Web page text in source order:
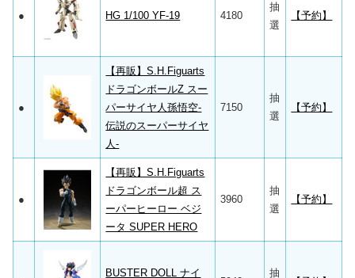
● HG 1/100 YF-19 4180
抽
選
【予約】
●
【再販】S.H.Figuarts
ドラゴンボールZ スー
パーサイヤ人孫悟空-
伝説のスーパーサイヤ
人-
7150
抽
選
【予約】
●
【再販】S.H.Figuarts
ドラゴンボール超 ス
ーパーヒーロー ベジ
ータ SUPER HERO
3960
抽
選
【予約】
BUSTER DOLL ナイ
抽